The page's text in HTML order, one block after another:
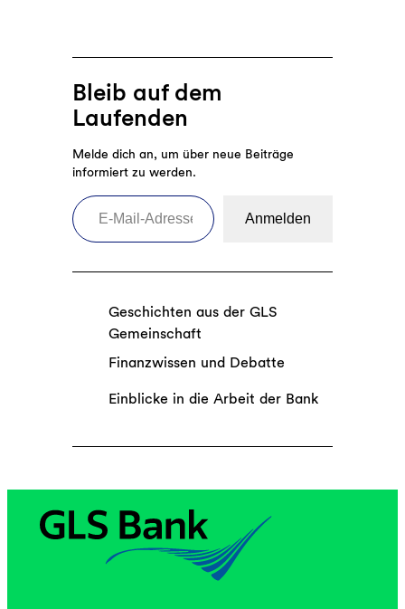
Bleib auf dem
Laufenden
Melde dich an, um über neue Beiträge
informiert zu werden.
E-Mail-Adresse eingeben
Anmelden
Geschichten aus der GLS
Gemeinschaft
Finanzwissen und Debatte
Einblicke in die Arbeit der Bank